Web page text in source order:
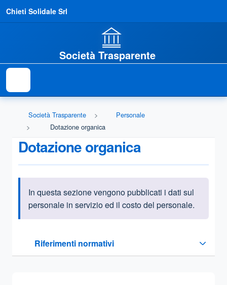
Chieti Solidale Srl
Società Trasparente
Società Trasparente
Personale
Dotazione organica
Dotazione organica
Informazioni introduttive
In questa sezione vengono pubblicati i dati sul
personale in servizio ed il costo del personale.
Riferimenti normativi
Sezione compressa